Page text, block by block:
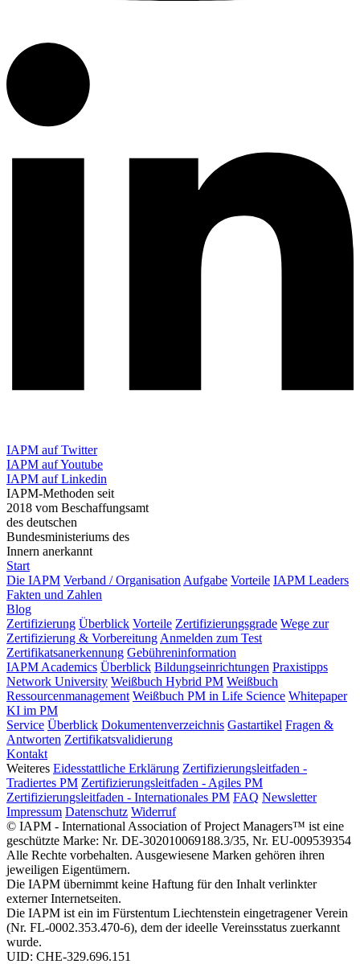
IAPM auf Twitter
IAPM auf Youtube
IAPM auf Linkedin
IAPM-Methoden seit
2018 vom Beschaffungsamt
des deutschen
Bundesministeriums des
Innern anerkannt
Start
Die IAPM Verband / Organisation Aufgabe Vorteile IAPM Leaders
Fakten und Zahlen
Blog
Zertifizierung Überblick Vorteile Zertifizierungsgrade Wege zur
Zertifizierung & Vorbereitung Anmelden zum Test
Zertifikatsanerkennung Gebühreninformation
IAPM Academics Überblick Bildungseinrichtungen Praxistipps
Network University Weißbuch Hybrid PM Weißbuch
Ressourcenmanagement Weißbuch PM in Life Science Whitepaper
KI im PM
Service Überblick Dokumentenverzeichnis Gastartikel Fragen &
Antworten Zertifikatsvalidierung
Kontakt
Weiteres Eidesstattliche Erklärung Zertifizierungsleitfaden -
Tradiertes PM Zertifizierungsleitfaden - Agiles PM
Zertifizierungsleitfaden - Internationales PM FAQ Newsletter
Impressum Datenschutz Widerruf
© IAPM - International Association of Project Managers™ ist eine
geschützte Marke: Nr. DE-302010069188.3/35, Nr. EU-009539354
Alle Rechte vorbehalten. Ausgewiesene Marken gehören ihren
jeweiligen Eigentümern.
Die IAPM übernimmt keine Haftung für den Inhalt verlinkter
externer Internetseiten.
Die IAPM ist ein im Fürstentum Liechtenstein eingetragener Verein
(Nr. FL-0002.353.470-6), dem der ideelle Vereinsstatus zuerkannt
wurde.
UID: CHE-329.696.151